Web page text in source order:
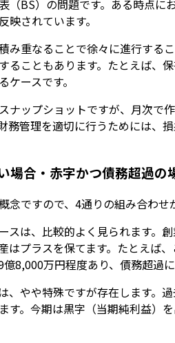
（BS）の問題です。ある時点
映されています。
み重なることで徐々に進行する
ることもあります。たとえば、
ースです。
ナップショットですが、月次で
務管理を適切に行うためには、
場合・赤字かつ債務超過の
念ですので、4通りの組み合わせ
スは、比較的よく見られます。
はプラスを保てます。たとえば
8,000万円程度あり、債務超過
、やや特殊ですが存在します。
す。今期は黒字（当期純利益）